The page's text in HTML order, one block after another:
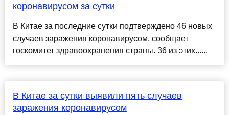
коронавирусом за сутки
В Китае за последние сутки подтверждено 46 новых
случаев заражения коронавирусом, сообщает
госкомитет здравоохранения страны. 36 из этих......
В Китае за сутки выявили пять случаев
заражения коронавирусом